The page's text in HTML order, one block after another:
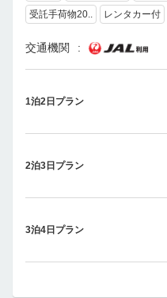
受託手荷物20..
レンタカー付
交通機関
1泊2日プラン
2泊3日プラン
3泊4日プラン